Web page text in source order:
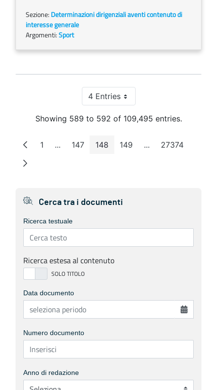
Sezione: Determinazioni dirigenziali aventi contenuto di
interesse generale
Argomenti:Sport
4 EntriesPer Page
Showing 589 to 592 of 109,495 entries.
Page
1 ...Intermediate Pages
Page
147 Page
148 Page
149 ...Intermediate Pages
Page
27374
Cerca tra i documenti
Ricerca testuale
Ricerca estesa al contenuto
Data documento
Numero documento
Anno di redazione